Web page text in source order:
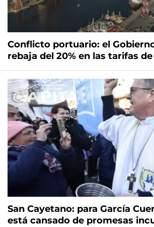
Conflicto portuario: el
rebaja del 20% en las tarifas
San Cayetano: para García
está cansado de promesas